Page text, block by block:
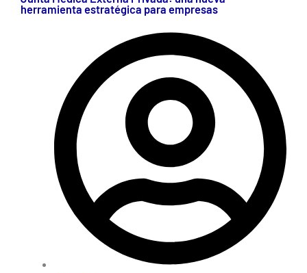
herramienta estratégica para empresas